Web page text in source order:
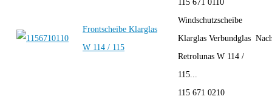
Frontscheibe Klarglas
W 114 / 115
115 671 0110
Windschutzscheibe
Klarglas Verbundglas
Retrolunas W 114 /
115...
115 671 0210